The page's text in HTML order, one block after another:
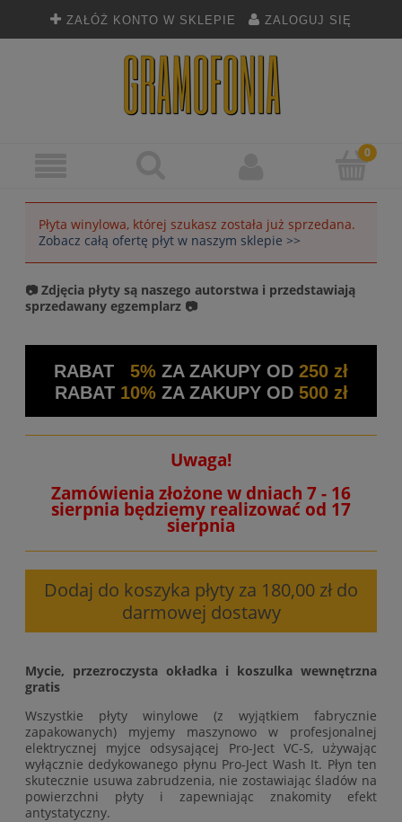
ZAŁÓŻ KONTO W SKLEPIE ZALOGUJ SIĘ
Płyta winylowa, której szukasz została już sprzedana.
Zobacz całą ofertę płyt w naszym sklepie >>
📷 Zdjęcia płyty są naszego autorstwa i przedstawiają
sprzedawany egzemplarz 📷
RABAT 5% ZA ZAKUPY OD 250 zł
RABAT 10%ZA ZAKUPY OD 500 zł
Uwaga!
Zamówienia złożone w dniach 7 - 16
sierpnia będziemy realizować od 17
sierpnia
Dodaj do koszyka płyty za 180,00 zł do
darmowej dostawy
Mycie, przezroczysta okładka i koszulka wewnętrzna
gratis
Wszystkie płyty winylowe (z wyjątkiem fabrycznie
zapakowanych) myjemy maszynowo w profesjonalnej
elektrycznej myjce odsysającej Pro-Ject VC-S, używając
wyłącznie dedykowanego płynu Pro-Ject Wash It. Płyn ten
skutecznie usuwa zabrudzenia, nie zostawiając śladów na
powierzchni płyty i zapewniając znakomity efekt
antystatyczny.